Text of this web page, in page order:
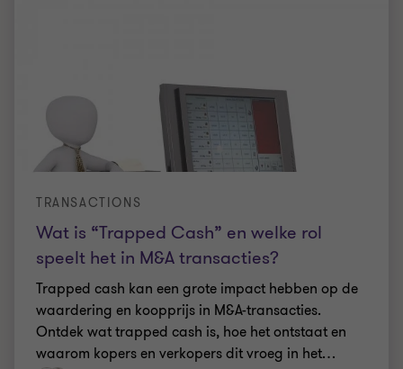
Wat is “Trapped Cash” en welke rol
speelt het in M&A transacties?
TRANSACTIONS
Trapped cash kan een grote impact hebben op de
waardering en koopprijs in M&A-transacties.
Ontdek wat trapped cash is, hoe het ontstaat en
waarom kopers en verkopers dit vroeg in het…